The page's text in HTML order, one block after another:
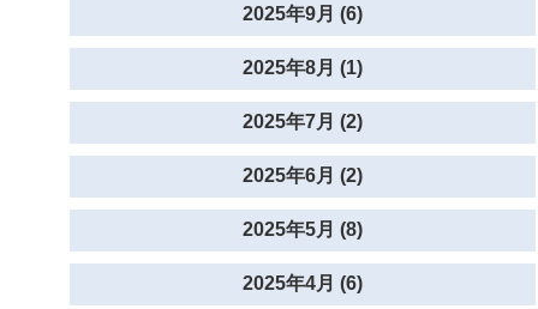
2025年9月 (6)
2025年8月 (1)
2025年7月 (2)
2025年6月 (2)
2025年5月 (8)
2025年4月 (6)